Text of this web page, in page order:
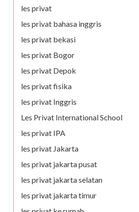
les privat
les privat bahasa inggris
les privat bekasi
les privat Bogor
les privat Depok
les privat fisika
les privat Inggris
Les Privat International School
les privat IPA
les privat Jakarta
les privat jakarta pusat
les privat jakarta selatan
les privat jakarta timur